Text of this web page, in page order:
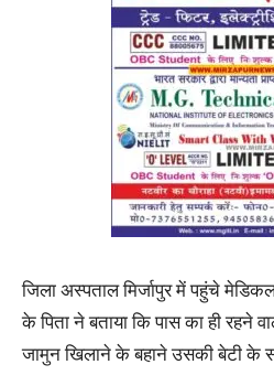
जिला अस्पताल मिर्जापुर में पहुंचे
के पिता ने बताया कि पास का ही रहने
जामुन खिलाने के बहाने उसकी बेटी के